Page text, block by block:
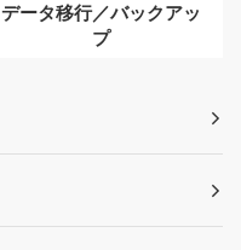
データ移行／バックアッ
プ